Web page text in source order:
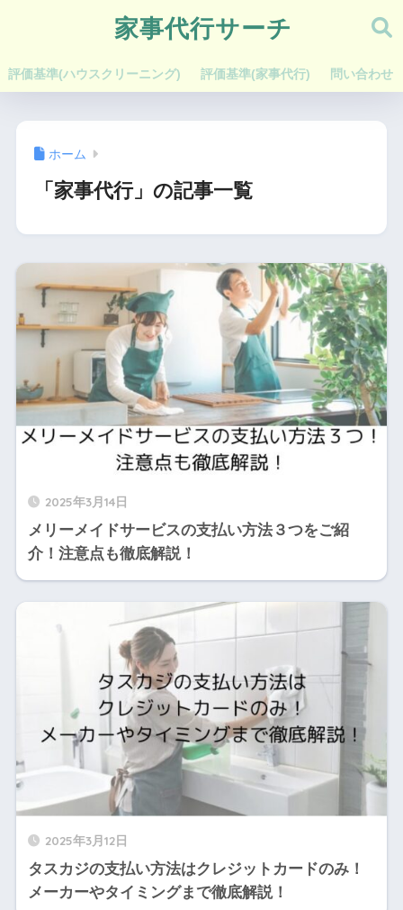
家事代行サーチ
評価基準(ハウスクリーニング) 評価基準(家事代行) 問い合わせ
ホーム
「家事代行」の記事一覧
2025年3月14日
メリーメイドサービスの支払い方法３つをご紹
介！注意点も徹底解説！
2025年3月12日
タスカジの支払い方法はクレジットカードのみ！
メーカーやタイミングまで徹底解説！